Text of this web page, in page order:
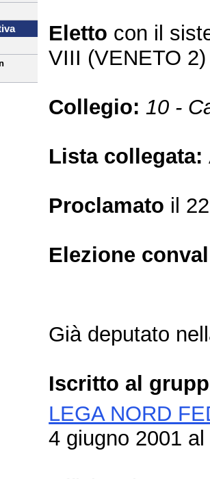
Eletto con il
VIII (VENETO 2)
Collegio: 10 -
Lista collegata:
Proclamato il
Elezione
Già deputato
Iscritto al
LEGA NORD
4 giugno 2001